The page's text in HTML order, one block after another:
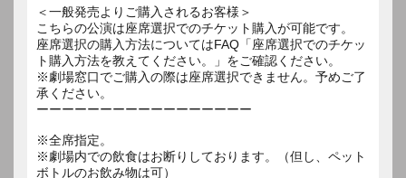
＜一般発売よりご購入されるお客様＞
こちらの公演は座席選択でのチケット購入が可能です。
座席選択の購入方法についてはFAQ「座席選択でのチケッ
ト購入方法を教えてください。」をご確認ください。
※劇場窓口でご購入の際は座席選択できません。予めご了
承ください。
ーーーーーーーーーーーーーーーーー
※全席指定。
※劇場内での飲食はお断りしております。（但し、ペット
ボトルのお飲み物は可）